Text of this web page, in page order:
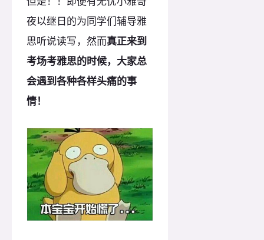
夜以继日的为同学们辅导雅
思听说读写，然而真正来到
考场考雅思的时候，大家总
会遇到各种各样头痛的事
情！